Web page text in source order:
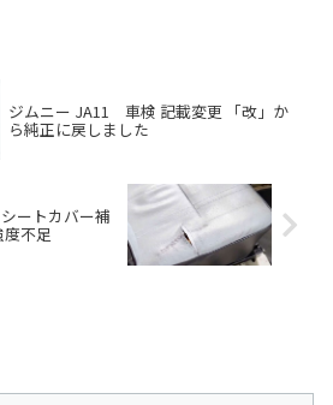
ジムニー JA11 車検 記載変更 「改」か
ら純正に戻しました
ートカバー補
不足